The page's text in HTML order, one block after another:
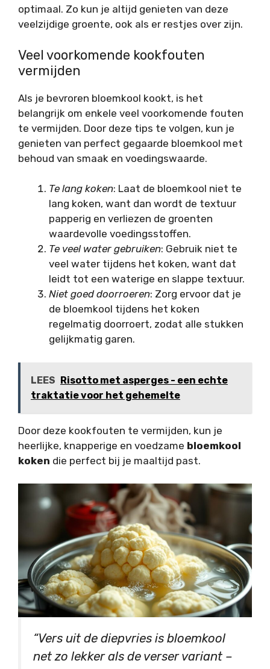
optimaal. Zo kun je altijd genieten van deze
veelzijdige groente, ook als er restjes over zijn.
Veel voorkomende kookfouten
vermijden
Als je bevroren bloemkool kookt, is het
belangrijk om enkele veel voorkomende fouten
te vermijden. Door deze tips te volgen, kun je
genieten van perfect gegaarde bloemkool met
behoud van smaak en voedingswaarde.
Te lang koken: Laat de bloemkool niet te
lang koken, want dan wordt de textuur
papperig en verliezen de groenten
waardevolle voedingsstoffen.
Te veel water gebruiken: Gebruik niet te
veel water tijdens het koken, want dat
leidt tot een waterige en slappe textuur.
Niet goed doorroeren: Zorg ervoor dat je
de bloemkool tijdens het koken
regelmatig doorroert, zodat alle stukken
gelijkmatig garen.
LEES Risotto met asperges - een echte
traktatie voor het gehemelte
Door deze kookfouten te vermijden, kun je
heerlijke, knapperige en voedzame bloemkool
koken die perfect bij je maaltijd past.
“Vers uit de diepvries is bloemkool
net zo lekker als de verser variant –